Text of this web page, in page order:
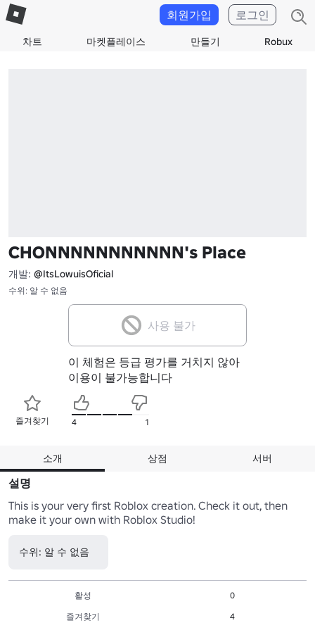
차트 마켓플레이스 만들기 Robux
회원가입 로그인
CHONNNNNNNNNNN's Place
개발: @ItsLowuisOficial
수위: 알 수 없음
사용 불가
이 체험은 등급 평가를 거치지 않아
이용이 불가능합니다
즐겨찾기 4 1
소개 상점 서버
설명
This is your very first Roblox creation. Check it out, then
make it your own with Roblox Studio!
수위: 알 수 없음
활성
0
즐겨찾기
4